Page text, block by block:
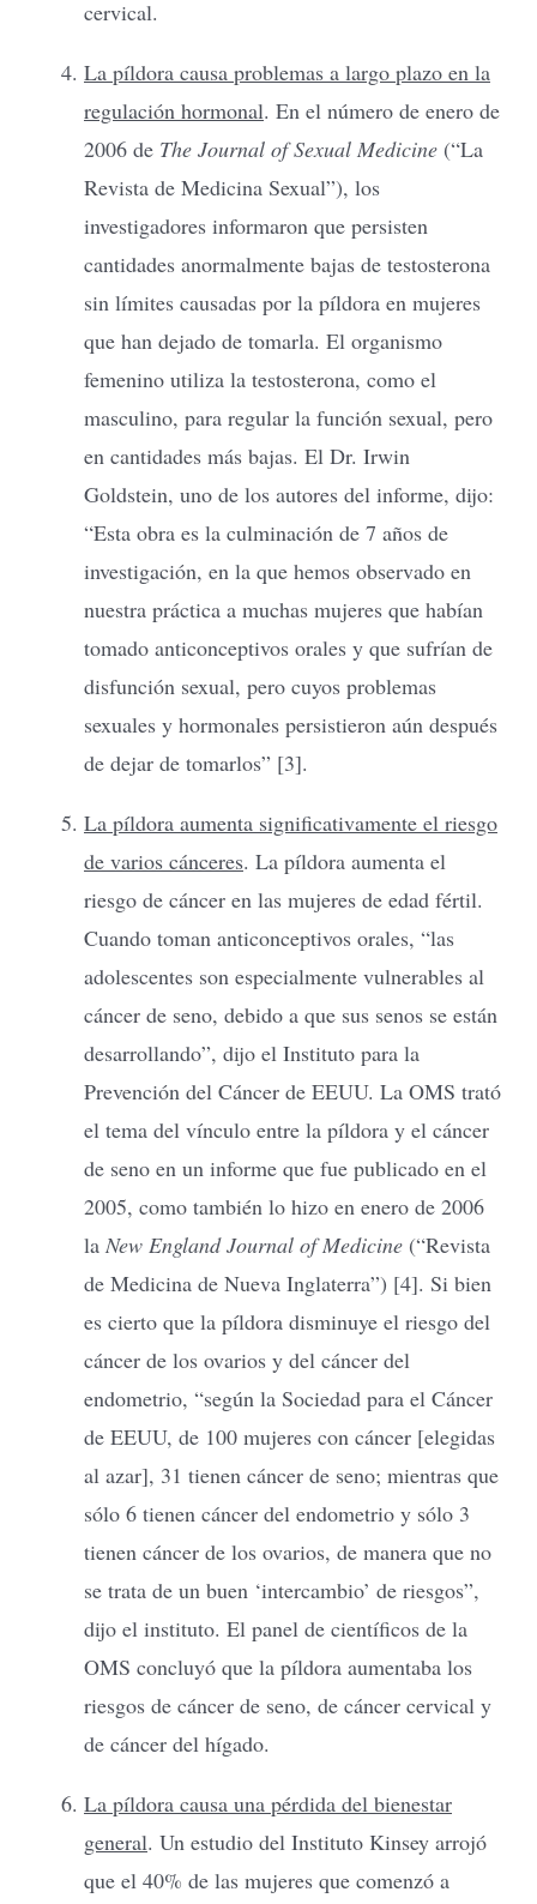
cervical.
La píldora causa problemas a largo plazo en la
regulación hormonal. En el número de enero de
2006 de The Journal of Sexual Medicine (“La
Revista de Medicina Sexual”), los
investigadores informaron que persisten
cantidades anormalmente bajas de testosterona
sin límites causadas por la píldora en mujeres
que han dejado de tomarla. El organismo
femenino utiliza la testosterona, como el
masculino, para regular la función sexual, pero
en cantidades más bajas. El Dr. Irwin
Goldstein, uno de los autores del informe, dijo:
“Esta obra es la culminación de 7 años de
investigación, en la que hemos observado en
nuestra práctica a muchas mujeres que habían
tomado anticonceptivos orales y que sufrían de
disfunción sexual, pero cuyos problemas
sexuales y hormonales persistieron aún después
de dejar de tomarlos” [3].
La píldora aumenta significativamente el riesgo
de varios cánceres. La píldora aumenta el
riesgo de cáncer en las mujeres de edad fértil.
Cuando toman anticonceptivos orales, “las
adolescentes son especialmente vulnerables al
cáncer de seno, debido a que sus senos se están
desarrollando”, dijo el Instituto para la
Prevención del Cáncer de EEUU. La OMS trató
el tema del vínculo entre la píldora y el cáncer
de seno en un informe que fue publicado en el
2005, como también lo hizo en enero de 2006
la New England Journal of Medicine (“Revista
de Medicina de Nueva Inglaterra”) [4]. Si bien
es cierto que la píldora disminuye el riesgo del
cáncer de los ovarios y del cáncer del
endometrio, “según la Sociedad para el Cáncer
de EEUU, de 100 mujeres con cáncer [elegidas
al azar], 31 tienen cáncer de seno; mientras que
sólo 6 tienen cáncer del endometrio y sólo 3
tienen cáncer de los ovarios, de manera que no
se trata de un buen ‘intercambio’ de riesgos”,
dijo el instituto. El panel de científicos de la
OMS concluyó que la píldora aumentaba los
riesgos de cáncer de seno, de cáncer cervical y
de cáncer del hígado.
La píldora causa una pérdida del bienestar
general. Un estudio del Instituto Kinsey arrojó
que el 40% de las mujeres que comenzó a